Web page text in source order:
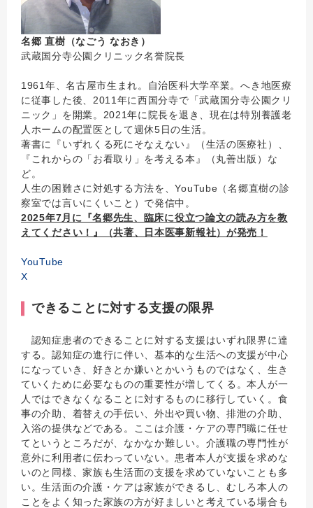
名郷 直樹（なごう なおき）
武蔵国分寺公園クリニック名誉院長
1961年、名古屋市生まれ。自治医科大学卒業。へき地医療
に従事した後、2011年に西国分寺で「武蔵国分寺公園クリ
ニック」を開業。2021年に院長を退き、現在は特別養護老
人ホームの配置医として週休5日の生活。
著書に『いずれくる死にそなえない』（生活の医療社）、
『これからの「お看取り」を考える本』（丸善出版）な
ど。
人生の困難さに対処する方法を、YouTube（名郷直樹の診
察室では言いにくいこと）で発信中。
2025年7月に『名郷先生、臨床に役立つ論文の読み方を教
えてください！』（共著、日本医事新報社）が発売！
YouTube
X
できることに対する支援の限界
認知症患者のできることに対する支援はいずれ限界に達
する。認知症の進行に伴い、基本的な生活への支援が中心
になっていき、好きとか嫌いとかいうものではなく、生き
ていくために必要なものの重要性が増してくる。本人が一
人ではできなくなることに対するものに移行していく。食
事の介助、着替えの手伝い、外出や買い物、排泄の介助、
入浴の提供などである。ここは介護・ケアの専門職に任せ
てというところだが、なかなか難しい。介護職の専門性が
意外に利用者に伝わっていない。患者本人が支援を求めな
いのと同様、家族も生活面の支援を求めていないことも多
い。生活面の介護・ケアは家族ができるし、むしろ本人の
ことをよく知った家族の方が好ましいと考えている場合も